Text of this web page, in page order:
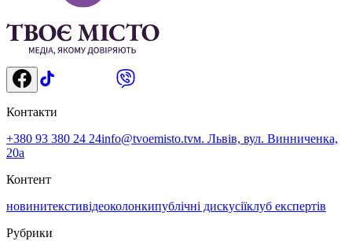
Контакти
+380 93 380 24 24info@tvoemisto.tvм. Львів, вул. Винниченка,
20а
Контент
новинитекстивідеоколонкипублічні дискусіїклуб експертів
Рубрики